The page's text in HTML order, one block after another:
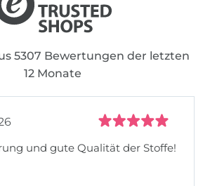
5307 Bewertungen der letzten
12 Monate
und gute Qualität der Stoffe!